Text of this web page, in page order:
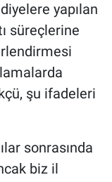
yapılan
süreçlerine
şu ifadeleri
sonrasında
biz il